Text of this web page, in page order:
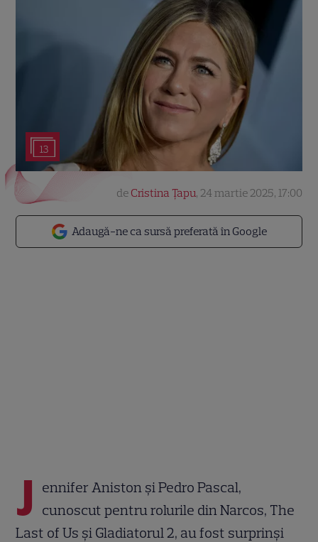
13
Adaugă-ne ca sursă preferată în Google
de Cristina Țapu, 24 martie 2025, 17:00
J
ennifer Aniston și Pedro Pascal,
cunoscut pentru rolurile din Narcos, The
Last of Us și Gladiatorul 2, au fost surprinși